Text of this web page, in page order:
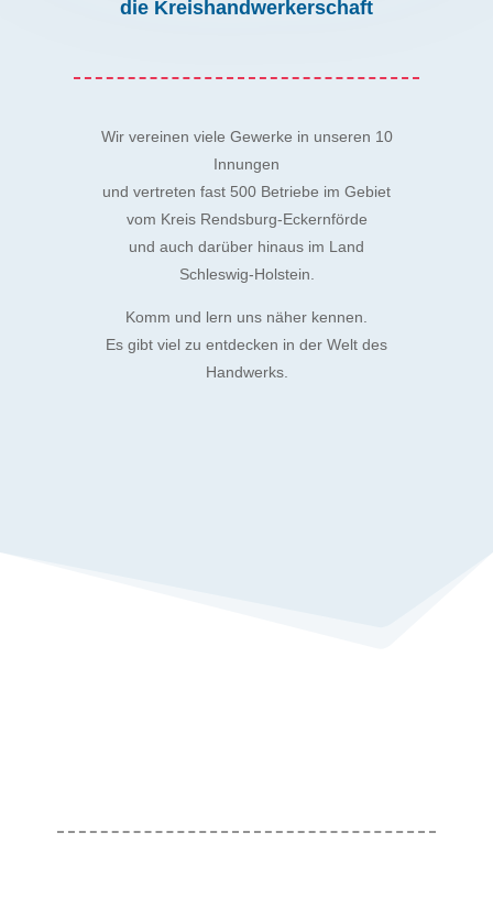
die Kreishandwerkerschaft
Wir vereinen viele Gewerke in unseren 10
Innungen
und vertreten fast 500 Betriebe im Gebiet
vom Kreis Rendsburg-Eckernförde
und auch darüber hinaus im Land
Schleswig-Holstein.
Komm und lern uns näher kennen.
Es gibt viel zu entdecken in der Welt des
Handwerks.